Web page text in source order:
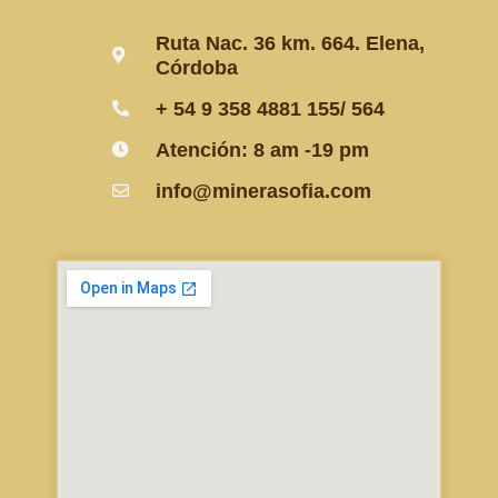
e
b
o
o
-
t
a
g
r
Ruta Nac. 36 km. 664. Elena,
Córdoba
+ 54 9 358 4881 155/ 564
Atención: 8 am -19 pm
info@minerasofia.com